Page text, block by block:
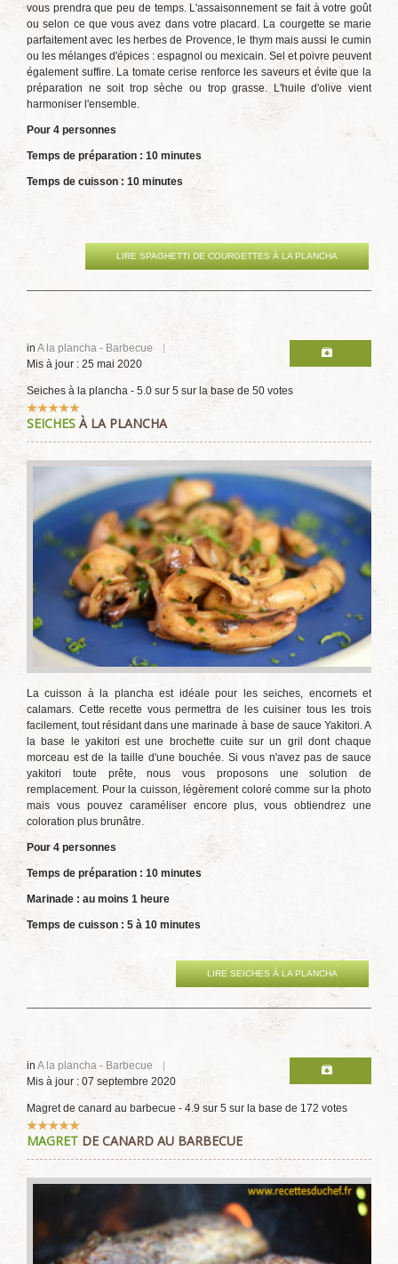
vous prendra que peu de temps. L'assaisonnement se fait à votre goût
ou selon ce que vous avez dans votre placard. La courgette se marie
parfaitement avec les herbes de Provence, le thym mais aussi le cumin
ou les mélanges d'épices : espagnol ou mexicain. Sel et poivre peuvent
également suffire. La tomate cerise renforce les saveurs et évite que la
préparation ne soit trop sèche ou trop grasse. L'huile d'olive vient
harmoniser l'ensemble.
Pour 4 personnes
Temps de préparation : 10 minutes
Temps de cuisson : 10 minutes
LIRE SPAGHETTI DE COURGETTES À LA PLANCHA
in A la plancha - Barbecue
Mis à jour : 25 mai 2020
Seiches à la plancha - 5.0 sur 5 sur la base de 50 votes
Vote
utilisateur: 5/5
SEICHES À LA PLANCHA
La cuisson à la plancha est idéale pour les seiches, encornets et
calamars. Cette recette vous permettra de les cuisiner tous les trois
facilement, tout résidant dans une marinade à base de sauce Yakitori. A
la base le yakitori est une brochette cuite sur un gril dont chaque
morceau est de la taille d'une bouchée. Si vous n'avez pas de sauce
yakitori toute prête, nous vous proposons une solution de
remplacement. Pour la cuisson, légèrement coloré comme sur la photo
mais vous pouvez caraméliser encore plus, vous obtiendrez une
coloration plus brunâtre.
Pour 4 personnes
Temps de préparation : 10 minutes
Marinade : au moins 1 heure
Temps de cuisson : 5 à 10 minutes
LIRE SEICHES À LA PLANCHA
in A la plancha - Barbecue
Mis à jour : 07 septembre 2020
Magret de canard au barbecue - 4.9 sur 5 sur la base de 172 votes
Vote
utilisateur: 5/5
MAGRET DE CANARD AU BARBECUE